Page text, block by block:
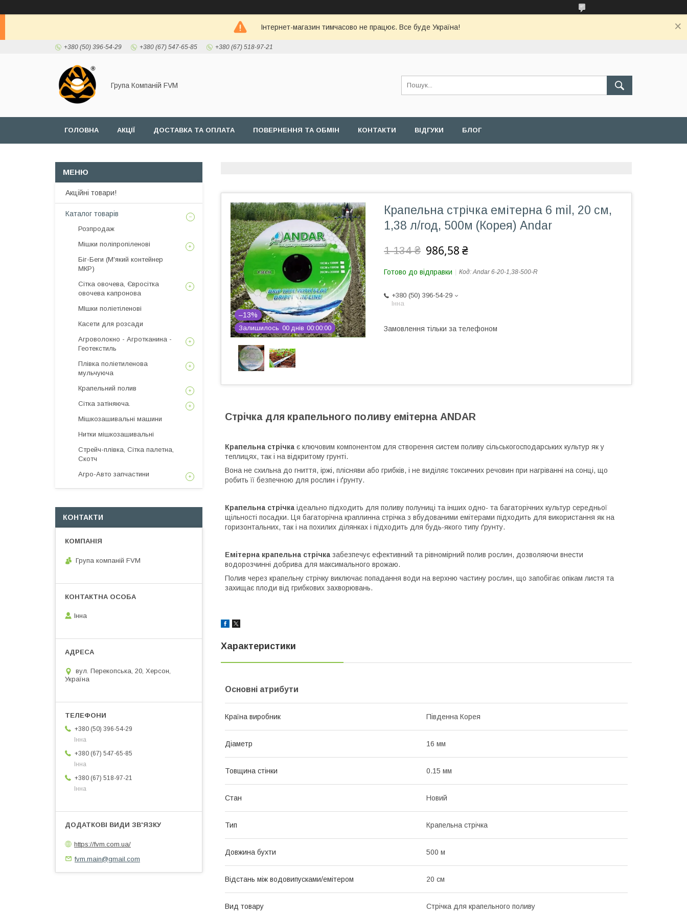
Інтернет-магазин тимчасово не працює. Все буде Україна!
+380 (50) 396-54-29 +380 (67) 547-65-85 +380 (67) 518-97-21
Група Компаній FVM
ГОЛОВНА АКЦІЇ ДОСТАВКА ТА ОПЛАТА ПОВЕРНЕННЯ ТА ОБМІН КОНТАКТИ ВІДГУКИ БЛОГ
–13%
Залишилось 00 днів 00 00 00
Крапельна стрічка емітерна 6 mil, 20 см,
1,38 л/год, 500м (Корея) Andar
1 134 ₴ 986,58 ₴
Готово до відправки Код:Andar 6-20-1,38-500-R
+380 (50) 396-54-29
Інна
Замовлення тільки за телефоном
Стрічка для крапельного поливу емітерна ANDAR
Крапельна стрічка є ключовим компонентом для створення систем поливу сільськогосподарських культур як у
теплицях, так і на відкритому грунті.
Вона не схильна до гниття, іржі, плісняви ​​або грибків, і не виділяє токсичних речовин при нагріванні на сонці, що
робить її безпечною для рослин і ґрунту.
Крапельна стрічка ідеально підходить для поливу полуниці та інших одно- та багаторічних культур середньої
щільності посадки. Ця багаторічна краплинна стрічка з вбудованими емітерами підходить для використання як на
горизонтальних, так і на похилих ділянках і підходить для будь-якого типу ґрунту.
Емітерна крапельна стрічка забезпечує ефективний та рівномірний полив рослин, дозволяючи внести
водорозчинні добрива для максимального врожаю.
Полив через крапельну стрічку виключає попадання води на верхню частину рослин, що запобігає опікам листя та
захищає плоди від грибкових захворювань.
Характеристики
Основні атрибути
Країна виробник Південна Корея
Діаметр 16 мм
Товщина стінки 0.15 мм
Стан Новий
Тип Крапельна стрічка
Довжина бухти 500 м
Відстань між водовипусками/емітером 20 см
Вид товару Стрічка для крапельного поливу
Акційні товари!
Каталог товарів
Розпродаж
Мішки поліпропіленові
Біг-Беги (М'який контейнер
МКР)
Сітка овочева, Євросітка
овочева капронова
МІшки поліетіленові
Касети для розсади
Агроволокно - Агротканина -
Геотекстиль
Плівка поліетиленова
мульчуюча
Крапельний полив
Сітка затіняюча.
Мішкозашивальні машини
Нитки мішкозашивальні
Стрейч-плівка, Сітка палетна,
Скотч
Агро-Авто запчастини
КОНТАКТИ
Група компаній FVM
Інна
вул. Перекопська, 20, Херсон,
Україна
+380 (50) 396-54-29
Інна
+380 (67) 547-65-85
Інна
+380 (67) 518-97-21
Інна
https://fvm.com.ua/
fvm.main@gmail.com